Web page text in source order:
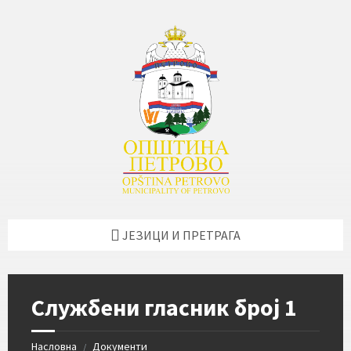
ЈЕЗИЦИ И ПРЕТРАГА
Службени гласник број 1
Насловна / Документи